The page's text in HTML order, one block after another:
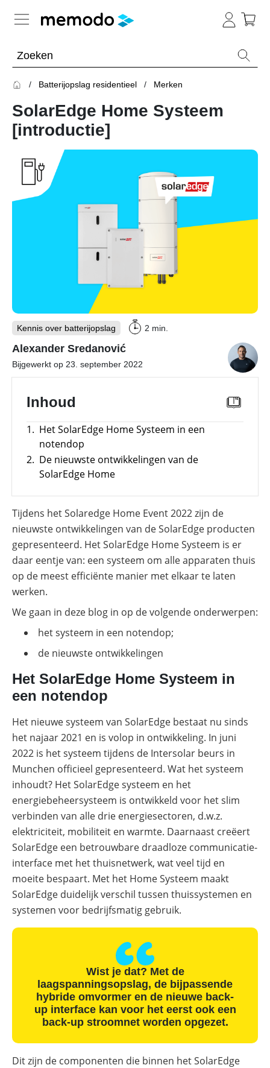
Batterijopslag residentieel
Overzicht
Thuisbatterijen
Omvormers
&
Batterijopslag commercieel
Is
een
commerciële
de
moeite
waard?
Overzicht
power
Sungrow
omvormer
Energiemanagementsystemen
voor
zo
optimaliseer
PV
opslag
Sungrow
PowerStack
ST225
commercieel
CSS-
krachtige
commerciële
opslag
Noodstroomvoorziening
de
commerciële
sector
met
een
batterij
ADS-
TEC
Energy
commerciële
opslag:
slimme
oplossingen
zelfconsumptie
verhogen
pieken
verlagen
Overzicht
Modules
E-mobility
Overzicht
Onderwerpen
Laadpalen
Subsidies
Merken
Tools
Memodo Academy
Online shop
Nederland
Batterijopslag residentieel Merken
SolarEdge Home Systeem
[introductie]
Kennis over batterijopslag
Bijgewerkt op 23. september 2022
2 min.
Alexander Sredanović
Inhoud
1. Het SolarEdge Home Systeem in een
notendop
2. De nieuwste ontwikkelingen van de
SolarEdge Home
Tijdens het Solaredge Home Event 2022 zijn de
nieuwste ontwikkelingen van de SolarEdge producten
gepresenteerd. Het SolarEdge Home Systeem is er
daar eentje van: een systeem om alle apparaten thuis
op de meest efficiënte manier met elkaar te laten
werken.
We gaan in deze blog in op de volgende onderwerpen:
het systeem in een notendop;
de nieuwste ontwikkelingen
Het SolarEdge Home Systeem in
een notendop
Het nieuwe systeem van SolarEdge bestaat nu sinds
het najaar 2021 en is volop in ontwikkeling. In juni
2022 is het systeem tijdens de Intersolar beurs in
Munchen officieel gepresenteerd. Wat het systeem
inhoudt? Het SolarEdge systeem en het
energiebeheersysteem is ontwikkeld voor het slim
verbinden van alle drie energiesectoren, d.w.z.
elektriciteit, mobiliteit en warmte. Daarnaast creëert
SolarEdge een betrouwbare draadloze communicatie-
interface met het thuisnetwerk, wat veel tijd en
moeite bespaart. Met het Home Systeem maakt
SolarEdge duidelijk verschil tussen thuissystemen en
systemen voor bedrijfsmatig gebruik.
Wist je dat? Met de
laagspanningsopslag, de bijpassende
hybride omvormer en de nieuwe back-
up interface kan voor het eerst ook een
back-up stroomnet worden opgezet.
Dit zijn de componenten die binnen het SolarEdge